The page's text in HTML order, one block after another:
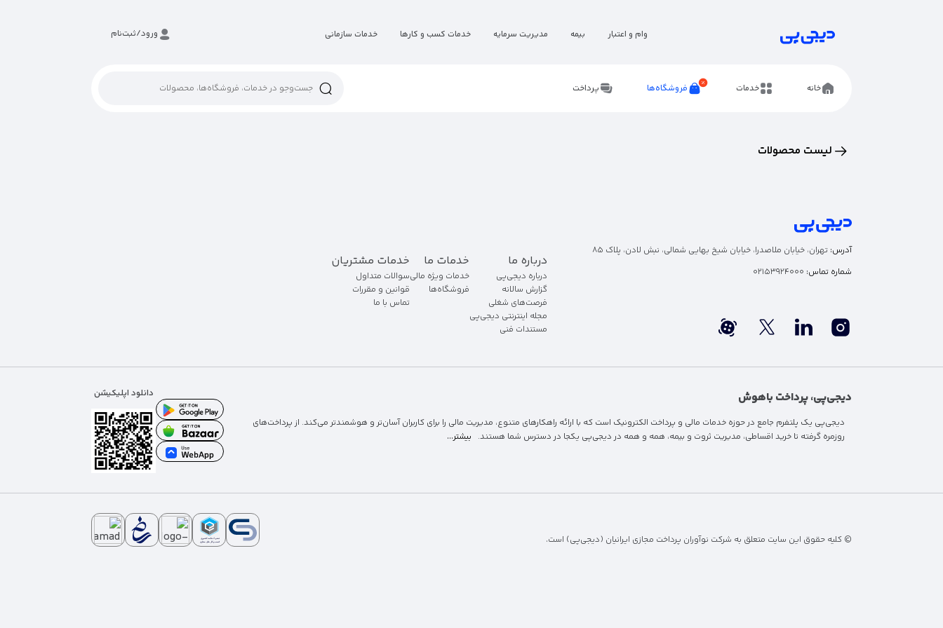
وام و اعتبار بیمه مدیریت سرمایه خدمات کسب و کارها خدمات سازمانی ورود/ثبت‌نام
خانه خدمات فروشگاه‌ها پرداخت
لیست محصولات
آدرس: تهران، خیابان ملاصدرا، خیابان شیخ بهایی شمالی، نبش لادن، پلاک ۸۵
شماره تماس: 02153924000
درباره ما
درباره دیجی‌پی
گزارش سالانه
فرصت‌های شغلی
مجله اینترنتی دیجی‌پی
مستندات فنی
خدمات ما
خدمات ویژه مالی
فروشگاه‌ها
خدمات مشتریان
سوالات متداول
قوانین و مقررات
تماس با ما
دیجی‌پی، پرداخت باهوش
دیجی‌پی یک پلتفرم جامع در حوزه خدمات مالی و پرداخت الکترونیک است که با ارائه راهکارهای متنوع، مدیریت مالی را برای کاربران آسان‌تر و هوشمندتر می‌کند. از پرداخت‌های
روزمره گرفته تا خرید اقساطی، مدیریت ثروت و بیمه، همه و همه در دیجی‌پی یکجا در دسترس شما هستند. بیشتر...
دانلود اپلیکیشن
© کلیه حقوق این سایت متعلق به شرکت نوآوران پرداخت مجازی ایرانیان (دیجی‌پی) است.